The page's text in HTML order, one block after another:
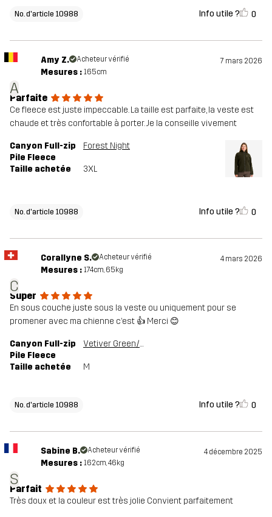
No. d'article 10988 Info utile ? 0
A
Amy Z. Acheteur vérifié 7 mars 2026
Mesures : 165cm
Parfaite
Ce fleece est juste impeccable. La taille est parfaite, la veste est
chaude et très confortable à porter. Je la conseille vivement
Canyon Full-zip
Pile Fleece
Forest Night
Taille achetée 3XL
No. d'article 10988 Info utile ? 0
C
Corallyne S. Acheteur vérifié 4 mars 2026
Mesures : 174cm, 65kg
Super
En sous couche juste sous la veste ou uniquement pour se
promener avec ma chienne c’est 👍 Merci 😊
Canyon Full-zip
Pile Fleece
Vetiver Green/Oatmeal
Taille achetée M
No. d'article 10988 Info utile ? 0
S
Sabine B. Acheteur vérifié 4 décembre 2025
Mesures : 162cm, 46kg
Parfait
Très doux et la couleur est très jolie Convient parfaitement